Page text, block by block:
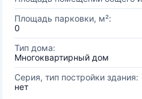
Площадь парковки, м²:
0
Тип дома:
Многоквартирный дом
Серия, тип постройки здания:
нет